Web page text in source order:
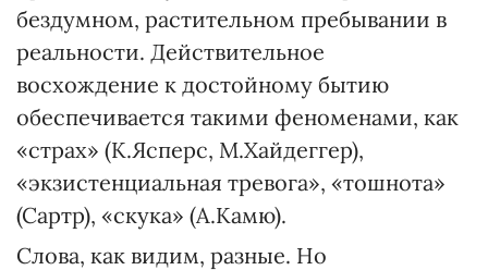
бездумном, растительном пребывании в
реальности. Действительное
восхождение к достойному бытию
обеспечивается такими феноменами, как
«страх» (К.Ясперс, М.Хайдеггер),
«экзистенциальная тревога», «тошнота»
(Сартр), «скука» (А.Камю).
Слова, как видим, разные. Но